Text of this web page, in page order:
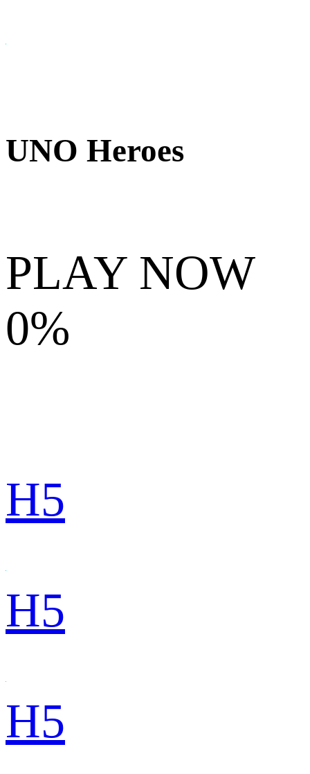
UNO Heroes
PLAY NOW
0%
H5
H5
H5